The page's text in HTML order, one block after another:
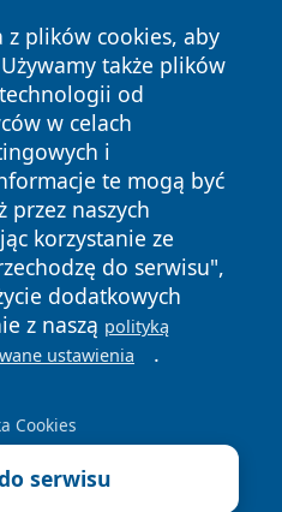
z plików cookies, aby
także plików
od
w celach
i
te mogą być
przez naszych
korzystanie ze
do serwisu",
dodatkowych
z naszą polityką
ustawienia .
Cookies
serwisu
Wszystkie prawa zastrzeżone.
Polityka
Cookies